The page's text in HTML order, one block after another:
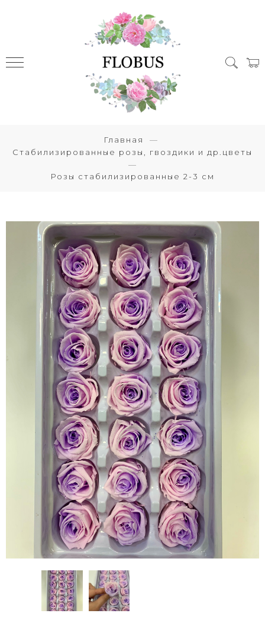
Главная
Стабилизированные розы, гвоздики и др.цветы
Розы стабилизированные 2-3 см